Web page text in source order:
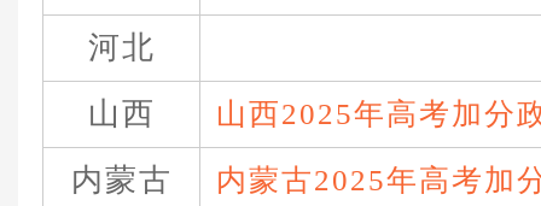
河北
山西
山西2025年高考加分
内蒙古 内蒙古2025年高考加